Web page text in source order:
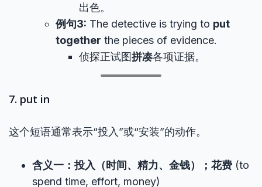
出色。
例句3: The detective is trying to put
together the pieces of evidence.
侦探正试图拼凑各项证据。
7. put in
这个短语通常表示“投入”或“安装”的动作。
含义一：投入（时间、精力、金钱）；花费 (to
spend time, effort, money)